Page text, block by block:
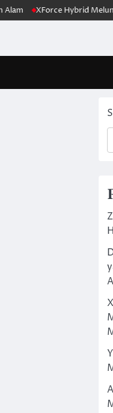
XForce Hybrid Meluncur,